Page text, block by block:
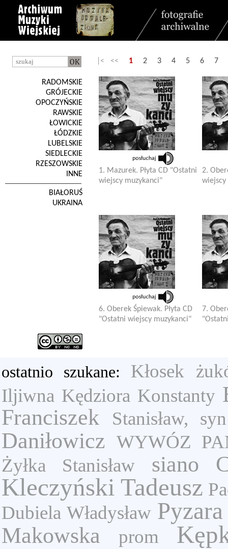
RADOMSKIE
GRÓJECKIE
OPOCZYŃSKIE
RAWSKIE
ŁOWICKIE
ŁÓDZKIE
LUBELSKIE
SIEDLECKIE
RZESZOWSKIE
INNE
BIAŁORUŚ
UKRAINA
|< << 1 2 3 4 5 6 7
1. Mazurek. Płyta CD "Ostatni
wiejscy muzykanci"
2.
wiejscy
6. Oberek Śpiewak. Płyta CD
"Ostatni wiejscy muzykanci"
7.
ostatnio szukane: Kłosek
Iljiwna Kędziora Konstanty
Franciszek
Stanisław,
Daniłowicz WYWÓZ
Żyłka Stanisław
siano
Kleczyński Tadeusz
Dubiela Władysław Pyzara
Makowska prom